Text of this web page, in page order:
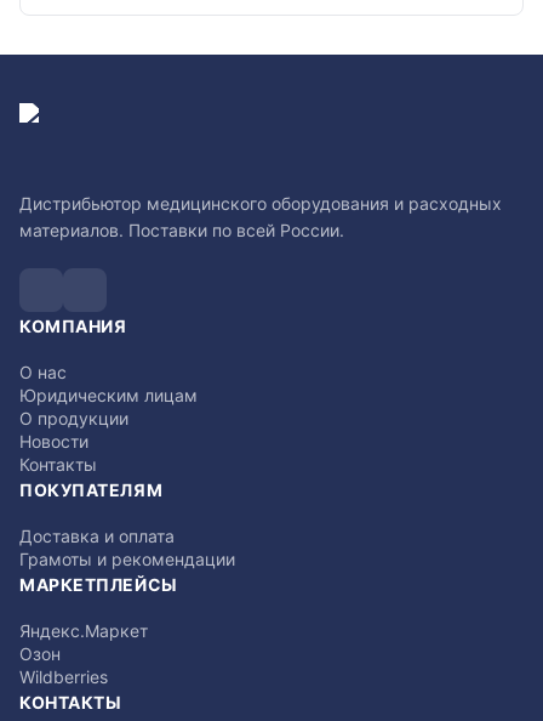
Дистрибьютор медицинского оборудования и расходных
материалов. Поставки по всей России.
КОМПАНИЯ
О нас
Юридическим лицам
О продукции
Новости
Контакты
ПОКУПАТЕЛЯМ
Доставка и оплата
Грамоты и рекомендации
МАРКЕТПЛЕЙСЫ
Яндекс.Маркет
Озон
Wildberries
КОНТАКТЫ